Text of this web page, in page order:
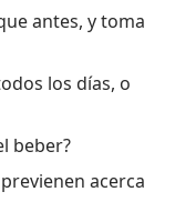
antes, y toma
los días, o
beber?
acerca